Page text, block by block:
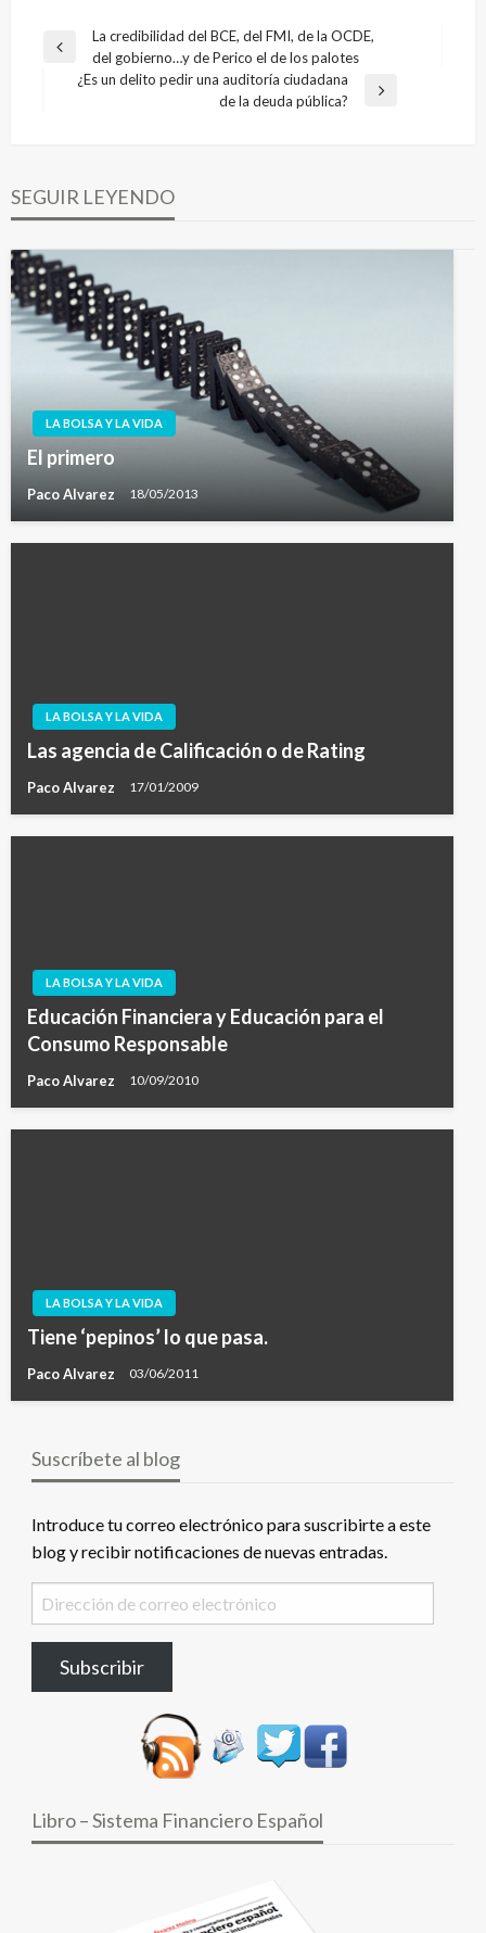
Navegación
Entrada
anterior
La credibilidad del BCE, del FMI, de la OCDE,
del gobierno…y de Perico el de los palotes
¿Es un delito pedir una auditoría ciudadana
de la deuda pública?
SEGUIR LEYENDO
LA BOLSA Y LA VIDA
El primero
Paco Alvarez 18/05/2013
LA BOLSA Y LA VIDA
Las agencia de Calificación o de Rating
Paco Alvarez 17/01/2009
LA BOLSA Y LA VIDA
Educación Financiera y Educación para el
Consumo Responsable
Paco Alvarez 10/09/2010
LA BOLSA Y LA VIDA
Tiene ‘pepinos’ lo que pasa.
Paco Alvarez 03/06/2011
Suscríbete al blog
Introduce tu correo electrónico para suscribirte a este
blog y recibir notificaciones de nuevas entradas.
Dirección
de
electrónico
Subscribir
Libro – Sistema Financiero Español